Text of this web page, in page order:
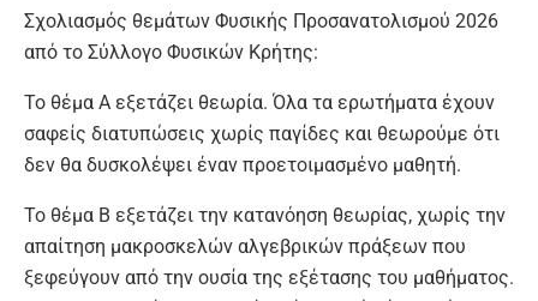
Σχολιασμός θεμάτων Φυσικής Προσανατολισμού 2026
από το Σύλλογο Φυσικών Κρήτης:
Το θέμα Α εξετάζει θεωρία. Όλα τα ερωτήματα έχουν
σαφείς διατυπώσεις χωρίς παγίδες και θεωρούμε ότι
δεν θα δυσκολέψει έναν προετοιμασμένο μαθητή.
Το θέμα Β εξετάζει την κατανόηση θεωρίας, χωρίς την
απαίτηση μακροσκελών αλγεβρικών πράξεων που
ξεφεύγουν από την ουσία της εξέτασης του μαθήματος.